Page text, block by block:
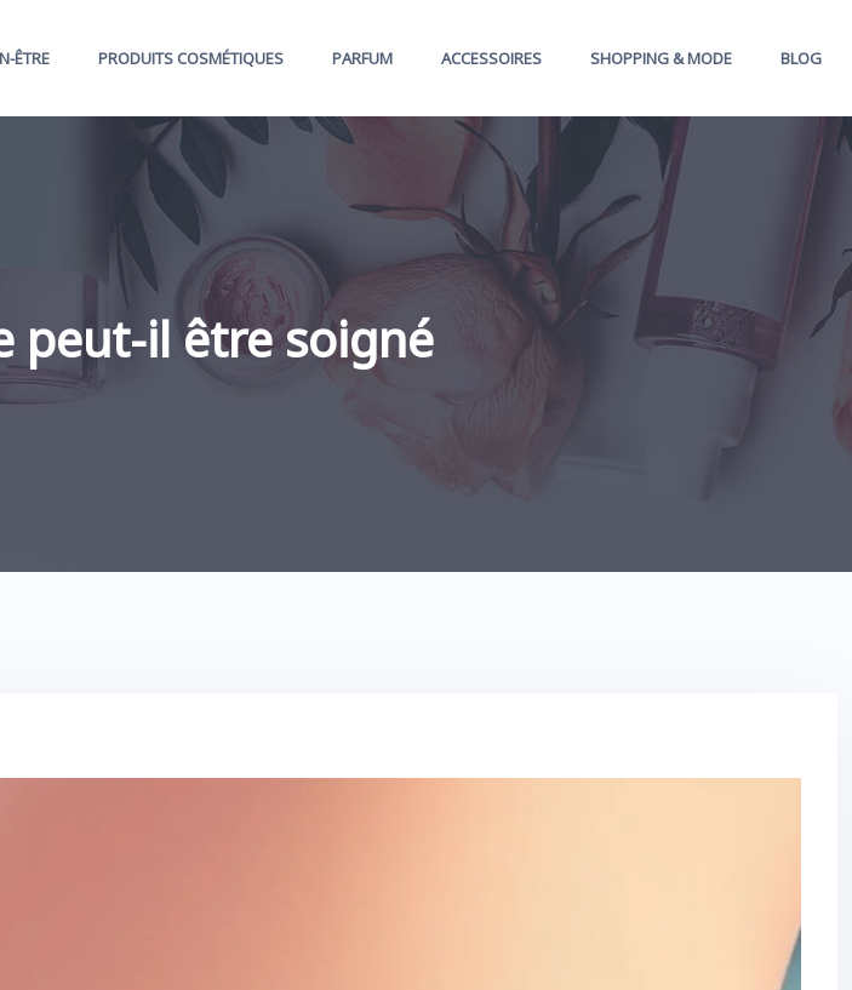
ÊTRE PRODUITS COSMÉTIQUES PARFUM ACCESSOIRES SHOPPING & MODE BLOG
peut-il être soigné